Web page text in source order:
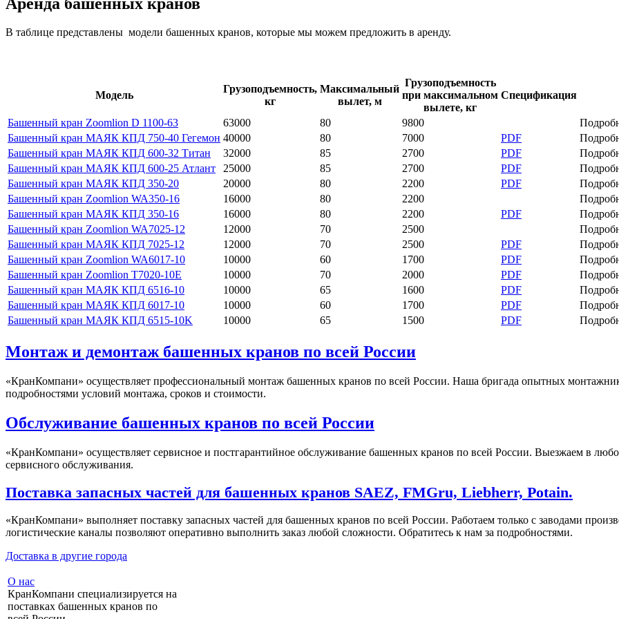
В таблице представлены модели башенных кранов, которые мы можем предложить в аренду.
Модель
Грузоподъемность,
кг
Максимальный
вылет, м
Грузоподъемность
при максимальном
вылете, кг
Спецификация
Башенный кран Zoomlion D 1100-63 63000 80 9800
Башенный кран МАЯК КПД 750-40 Гегемон 40000 80 7000 PDF
Башенный кран МАЯК КПД 600-32 Титан
32000 85 2700 PDF
Башенный кран МАЯК КПД 600-25 Атлант
25000 85 2700 PDF
Башенный кран МАЯК КПД 350-20
20000 80 2200 PDF
Башенный кран Zoomlion WA350-16
16000 80 2200
Башенный кран МАЯК КПД 350-16
16000 80 2200 PDF
Башенный кран Zoomlion WA7025-12
12000 70 2500
Башенный кран МАЯК КПД 7025-12
12000 70 2500 PDF
Башенный кран Zoomlion WA6017-10
10000 60 1700 PDF
Башенный кран Zoomlion T7020-10E
10000 70 2000 PDF
Башенный кран МАЯК КПД 6516-10
10000 65 1600 PDF
Башенный кран МАЯК КПД 6017-10
10000 60 1700 PDF
Башенный кран МАЯК КПД 6515-10K
10000 65 1500 PDF
Монтаж и демонтаж башенных кранов по всей России
«КранКомпани» осуществляет профессиональный монтаж башенных кранов по всей России. Наша бригада опытных
подробностями условий монтажа, сроков и стоимости.
Обслуживание башенных кранов по всей России
«КранКомпани» осуществляет сервисное и постгарантийное обслуживание башенных кранов по всей России. Выезжаем в
сервисного обслуживания.
Поставка запасных частей для башенных кранов SAEZ, FMGru, Liebherr, Potain.
«КранКомпани» выполняет поставку запасных частей для башенных кранов по всей России. Работаем только с заводами
логистические каналы позволяют оперативно выполнить заказ любой сложности. Обратитесь к нам за подробностями.
Доставка в другие города
О нас
КранКомпани специализируется на
поставках башенных кранов по